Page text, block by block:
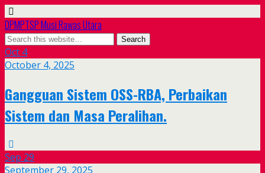
DPMPTSP Musi Rawas Utara
Oct 4
October 4, 2025
Gangguan Sistem OSS-RBA, Perbaikan
Sistem dan Masa Peralihan.
Sep 29
September 29, 2025